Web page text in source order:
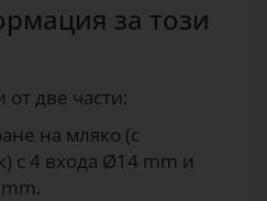
за този
от две части:
на мляко (с
с 4 входа Ø14 mm и